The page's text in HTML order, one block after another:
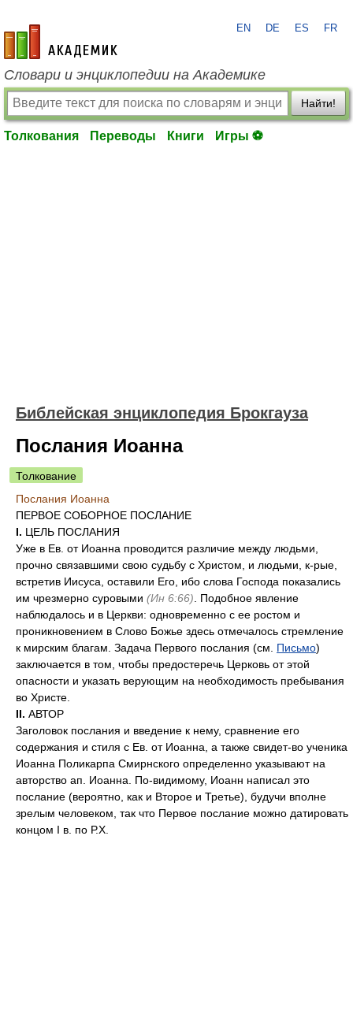
academic.ru
EN DE ES FR
Словари и энциклопедии на Академике
Найти!
Толкования Переводы Книги Игры ⚽
Библейская энциклопедия Брокгауза
Послания Иоанна
Толкование
Послания Иоанна
ПЕРВОЕ СОБОРНОЕ ПОСЛАНИЕ
I. ЦЕЛЬ ПОСЛАНИЯ
Уже в Ев. от Иоанна проводится различие между людьми,
прочно связавшими свою судьбу с Христом, и людьми, к-рые,
встретив Иисуса, оставили Его, ибо слова Господа показались
им чрезмерно суровыми (Ин 6:66) . Подобное явление
наблюдалось и в Церкви: одновременно с ее ростом и
проникновением в Слово Божье здесь отмечалось стремление
к мирским благам. Задача Первого послания (см. Письмо)
заключается в том, чтобы предостеречь Церковь от этой
опасности и указать верующим на необходимость пребывания
во Христе.
II. АВТОР
Заголовок послания и введение к нему, сравнение его
содержания и стиля с Ев. от Иоанна, а также свидет-во ученика
Иоанна Поликарпа Смирнского определенно указывают на
авторство ап. Иоанна. По-видимому, Иоанн написал это
послание (вероятно, как и Второе и Третье), будучи вполне
зрелым человеком, так что Первое послание можно датировать
концом I в. по Р.Х.